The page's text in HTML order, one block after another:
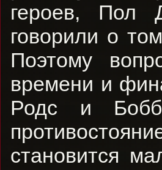
героев, Пол
говорили о
Поэтому
времени и
Родс и
становится